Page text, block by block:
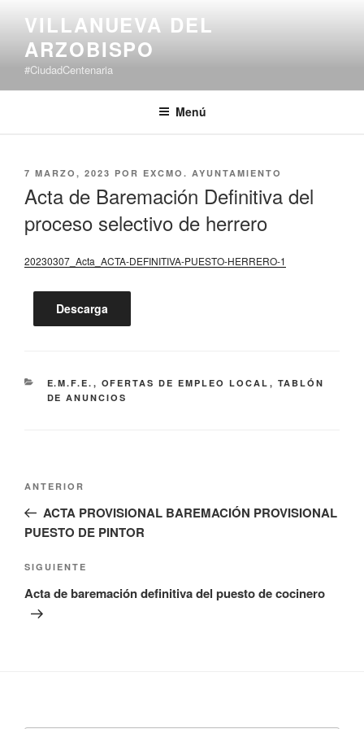
contenido
VILLANUEVA DEL
ARZOBISPO
#CiudadCentenaria
Menú
PUBLICADO
7 MARZO, 2023 POR EXCMO. AYUNTAMIENTO
Acta de Baremación Definitiva del
proceso selectivo de herrero
20230307_Acta_ACTA-DEFINITIVA-PUESTO-HERRERO-1
Descarga
CATEGORÍAS
E.M.F.E. , OFERTAS DE EMPLEO LOCAL , TABLÓN
DE ANUNCIOS
Navegación
entradas
Entrada
anterior:
ANTERIOR
ACTA PROVISIONAL BAREMACIÓN PROVISIONAL
PUESTO DE PINTOR
Siguiente
entrada
SIGUIENTE
Acta de baremación definitiva del puesto de cocinero